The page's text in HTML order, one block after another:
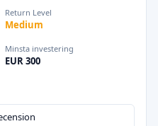
Return Level
Medium
Minsta investering
EUR 300